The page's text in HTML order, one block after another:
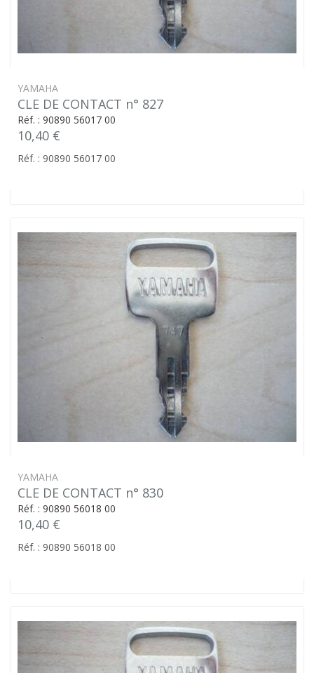
YAMAHA
CLE DE CONTACT n° 827
Réf. : 90890 56017 00
10,40 €
Réf. : 90890 56017 00
YAMAHA
CLE DE CONTACT n° 830
Réf. : 90890 56018 00
10,40 €
Réf. : 90890 56018 00